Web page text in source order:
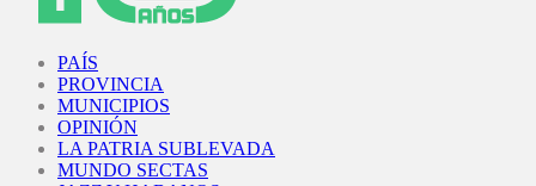
PAÍS
PROVINCIA
MUNICIPIOS
OPINIÓN
LA PATRIA SUBLEVADA
MUNDO SECTAS